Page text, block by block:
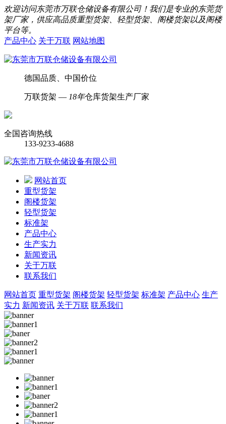
欢迎访问东莞市万联仓储设备有限公司！我们是专业的东莞货
架厂家，供应高品质重型货架、轻型货架、阁楼货架以及阁楼
平台等。
产品中心 关于万联 网站地图
德国品质、中国价位
万联货架 — 18年仓库货架生产厂家
全国咨询热线
133-9233-4688
网站首页
重型货架
阁楼货架
轻型货架
标准架
产品中心
生产实力
新闻资讯
关于万联
联系我们
网站首页 重型货架 阁楼货架 轻型货架 标准架 产品中心 生产
实力 新闻资讯 关于万联 联系我们